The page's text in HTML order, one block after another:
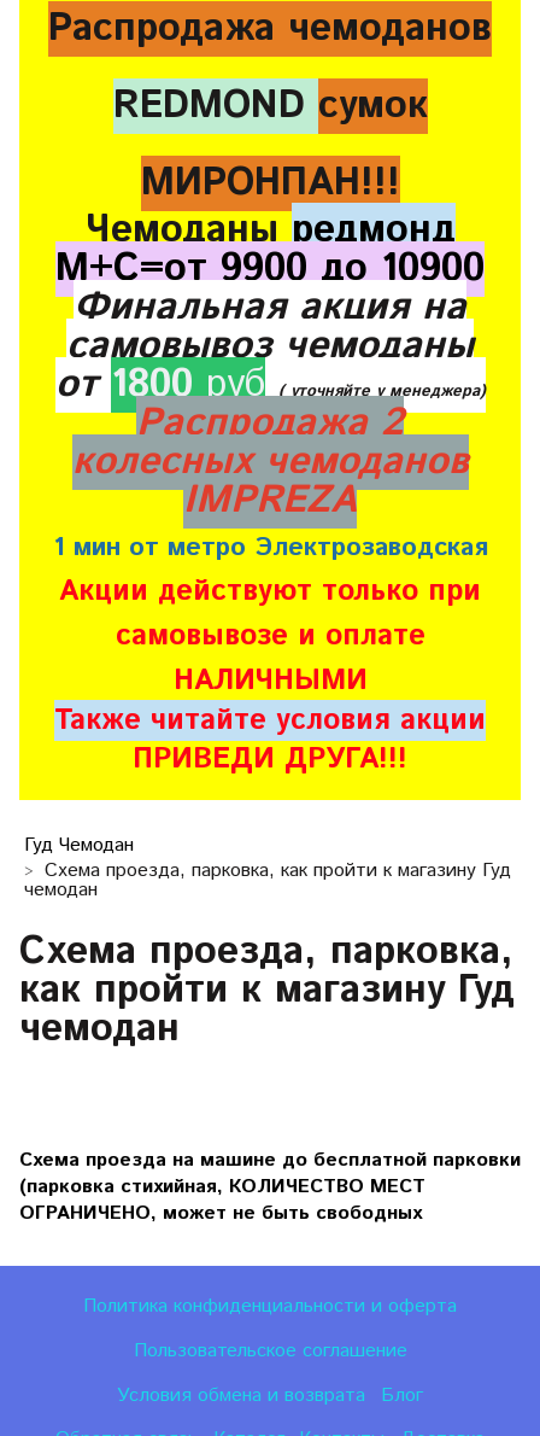
Распродажа чемоданов
REDMOND сумок
МИРОНПАН!!!
Чемоданыредмонд
М+С=от 9900 до 10900
Финальная акция на
самовывоз чемоданы
от1800руб ( уточняйте у менеджера)
Распродажа 2
колесных чемоданов
IMPREZA
1 мин от метро Электрозаводская
Акции действуют только при
самовывозе и оплате
НАЛИЧНЫМИ
Также читайте условия акции
ПРИВЕДИ ДРУГА!!!
Гуд Чемодан
Схема проезда, парковка, как пройти к магазину Гуд
чемодан
Схема проезда, парковка,
как пройти к магазину Гуд
чемодан
Схема проезда на машине до бесплатной парковки
(парковка стихийная, КОЛИЧЕСТВО МЕСТ
ОГРАНИЧЕНО, может не быть свободных
Политика конфиденциальности и оферта
Пользовательское соглашение
Условия обмена и возврата
Блог